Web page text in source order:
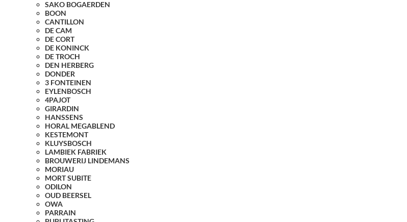
SAKO BOGAERDEN
BOON
CANTILLON
DE CAM
DE CORT
DE KONINCK
DE TROCH
DEN HERBERG
DONDER
3 FONTEINEN
EYLENBOSCH
4PAJOT
GIRARDIN
HANSSENS
HORAL MEGABLEND
KESTEMONT
KLUYSBOSCH
LAMBIEK FABRIEK
BROUWERIJ LINDEMANS
MORIAU
MORT SUBITE
ODILON
OUD BEERSEL
OWA
PARRAIN